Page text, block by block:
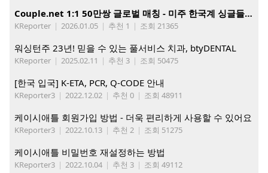
Couple.net 1:1 50만쌍 글로벌 매칭 - 미주 한국계 싱글들 모이세요
KReporter | 2026.01.05 | 추천 1 | 조회 21365
워싱턴주 23년! 믿을 수 있는 풀서비스 치과, btyDENTAL
KReporter | 2025.02.11 | 추천 3 | 조회 50475
[한국 입국] K-ETA, PCR, Q-CODE 안내
KReporter3 | 2022.12.02 | 추천 0 | 조회 48911
케이시애틀 회원가입 방법 - 더욱 편리하게 사용할 수 있어요
KReporter3 | 2022.10.13 | 추천 2 | 조회 51275
케이시애틀 비밀번호 재설정하는 방법
KReporter3 | 2022.10.04 | 추천 3 | 조회 49112